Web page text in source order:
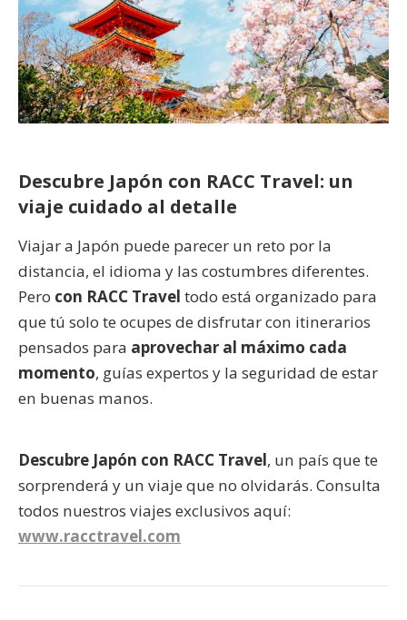
Descubre Japón con RACC Travel: un
viaje cuidado al detalle
Viajar a Japón puede parecer un reto por la
distancia, el idioma y las costumbres diferentes.
Pero con RACC Travel todo está organizado para
que tú solo te ocupes de disfrutar con itinerarios
pensados para aprovechar al máximo cada
momento, guías expertos y la seguridad de estar
en buenas manos.
Descubre Japón con RACC Travel, un país que te
sorprenderá y un viaje que no olvidarás. Consulta
todos nuestros viajes exclusivos aquí:
www.racctravel.com